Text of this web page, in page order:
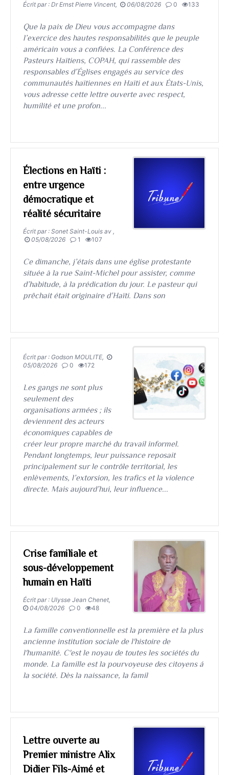
Écrit par : Dr Ernst Pierre Vincent, 06/08/2026 0 133
Que la paix de Dieu vous accompagne dans
l’exercice des hautes responsabilités que le peuple
américain vous a confiées. La Conférence des
Pasteurs Haïtiens, COPAH, qui rassemble des
responsables d’Églises engagés au service des
communautés haïtiennes en Haïti et aux États-Unis,
vous adresse cette lettre ouverte avec respect,
humilité et une profon...
Élections en Haïti :
entre urgence
démocratique et
réalité sécuritaire
Écrit par : Sonet Saint-Louis av ,
05/08/2026
1 107
​​​​​​​Ce dimanche, j’étais dans une église protestante
située à la rue Saint-Michel pour assister, comme
d’habitude, à la prédication du jour. Le pasteur qui
prêchait était originaire d’Haïti. Dans son
Écrit par : Godson MOULITE,
05/08/2026
0 172
​​​​​​​Les gangs ne sont plus
seulement des
organisations armées ; ils
deviennent des acteurs
économiques capables de
créer leur propre marché du travail informel.
Pendant longtemps, leur puissance reposait
principalement sur le contrôle territorial, les
enlèvements, l’extorsion, les trafics et la violence
directe. Mais aujourd’hui, leur influence...
Crise familiale et
sous-développement
humain en Haïti
Écrit par : Ulysse Jean Chenet,
04/08/2026
0 48
​​​​​​​La famille conventionnelle est la première et la plus
ancienne institution sociale de l'histoire de
l'humanité. C'est le noyau de toutes les sociétés du
monde. La famille est la pourvoyeuse des citoyens á
la société. Dès la naissance, la famil
Lettre ouverte au
Premier ministre Alix
Didier Fils-Aimé et